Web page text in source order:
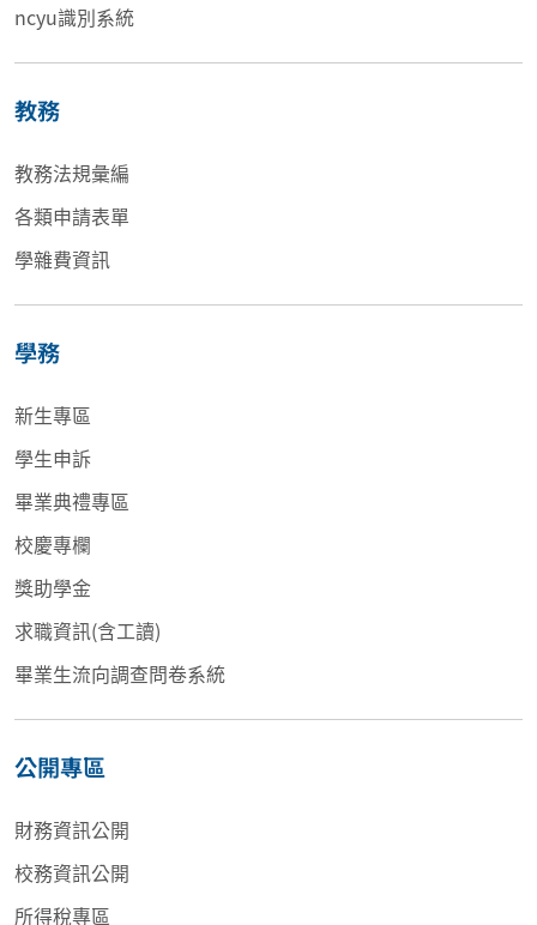
ncyu識別系統
教務
教務法規彙編
各類申請表單
學雜費資訊
學務
新生專區
學生申訴
畢業典禮專區
校慶專欄
獎助學金
求職資訊(含工讀)
畢業生流向調查問卷系統
公開專區
財務資訊公開
校務資訊公開
所得稅專區